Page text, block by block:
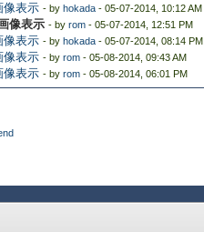
像表示 - by hokada - 05-07-2014, 10:12 AM
像表示 - by rom - 05-07-2014, 12:51 PM
像表示 - by hokada - 05-07-2014, 08:14 PM
像表示 - by rom - 05-08-2014, 09:43 AM
像表示 - by rom - 05-08-2014, 06:01 PM